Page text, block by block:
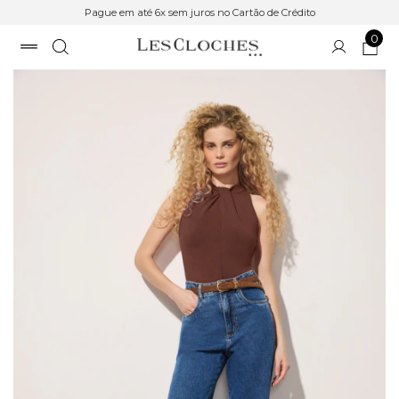
Pague em até 6x sem juros no Cartão de Crédito
0